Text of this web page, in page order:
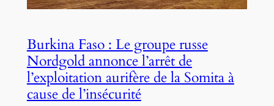
Burkina Faso : Le groupe russe
Nordgold annonce l’arrêt de
l’exploitation aurifère de la Somita à
cause de l’insécurité